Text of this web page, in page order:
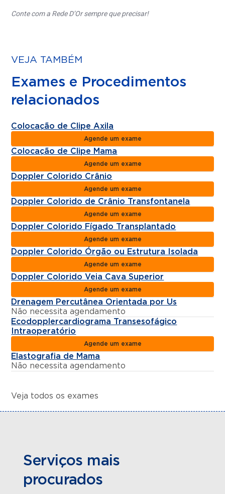
Conte com a Rede D’Or sempre que precisar!
VEJA TAMBÉM
Exames e Procedimentos
relacionados
Colocação de Clipe Axila
Agende um exame
Colocação de Clipe Mama
Agende um exame
Doppler Colorido Crânio
Agende um exame
Doppler Colorido de Crânio Transfontanela
Agende um exame
Doppler Colorido Fígado Transplantado
Agende um exame
Doppler Colorido Órgão ou Estrutura Isolada
Agende um exame
Doppler Colorido Veia Cava Superior
Agende um exame
Drenagem Percutânea Orientada por Us
Não necessita agendamento
Ecodopplercardiograma Transesofágico
Intraoperatório
Agende um exame
Elastografia de Mama
Não necessita agendamento
Veja todos os exames
Serviços mais
procurados